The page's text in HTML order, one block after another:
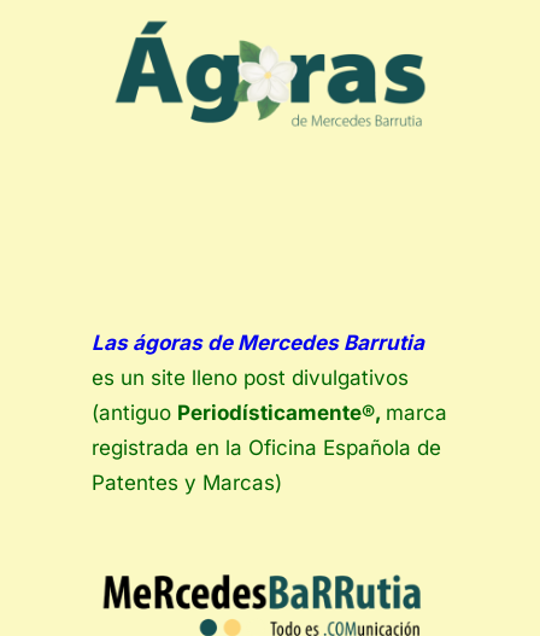
Las ágoras de Mercedes Barrutia
es un site lleno post divulgativos
(antiguo Periodísticamente®, marca
registrada en la Oficina Española de
Patentes y Marcas)